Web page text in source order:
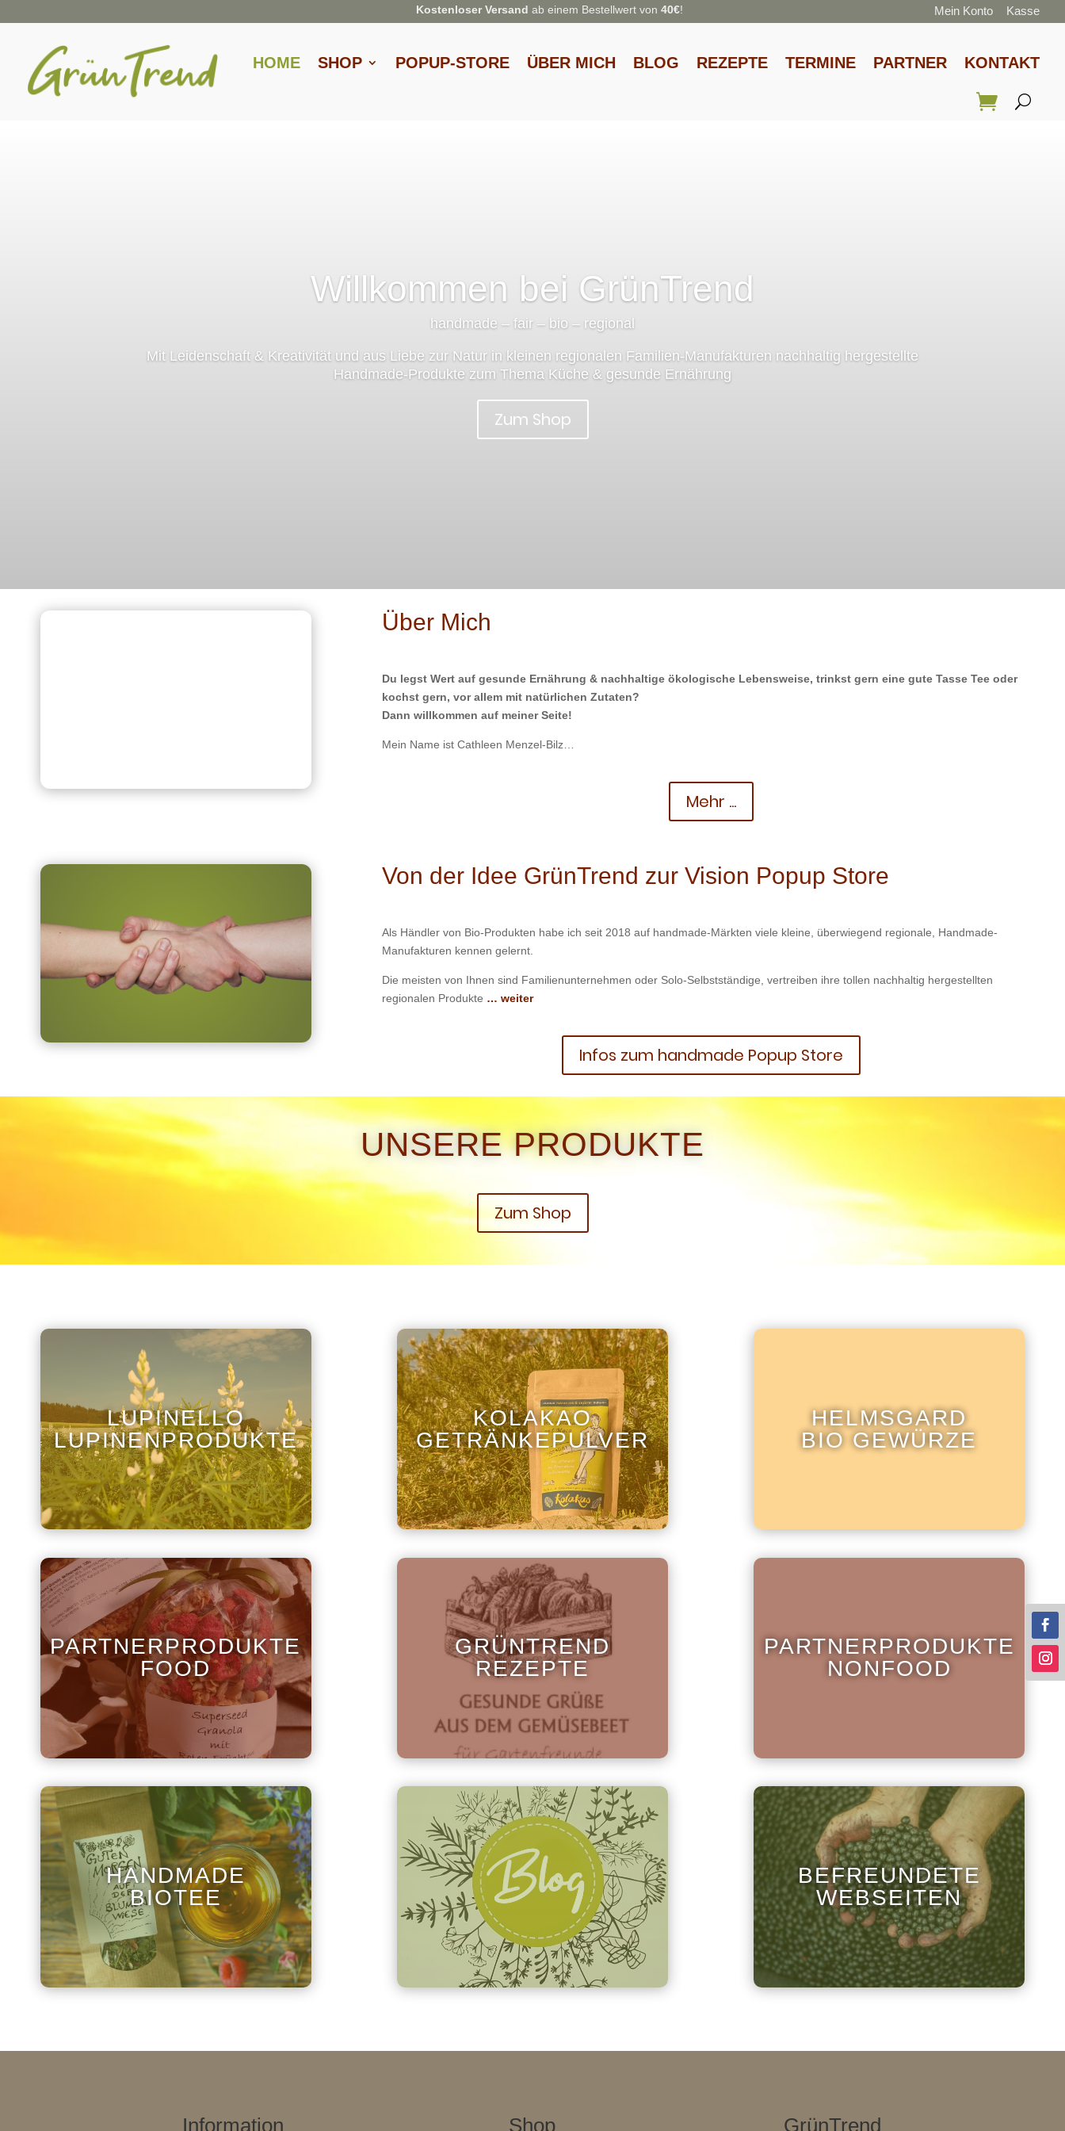
Kostenloser Versand ab einem Bestellwert von 40€! Mein Konto Kasse
HOME SHOP POPUP-STORE ÜBER MICH BLOG REZEPTE TERMINE PARTNER KONTAKT
Willkommen bei GrünTrend
handmade – fair – bio – regional
Mit Leidenschaft & Kreativität und aus Liebe zur Natur in kleinen regionalen Familien-Manufakturen nachhaltig hergestellte
Handmade-Produkte zum Thema Küche & gesunde Ernährung
Zum Shop
Über Mich
Du legst Wert auf gesunde Ernährung & nachhaltige ökologische Lebensweise, trinkst gern eine gute Tasse Tee oder
kochst gern, vor allem mit natürlichen Zutaten?
Dann willkommen auf meiner Seite!
Mein Name ist Cathleen Menzel-Bilz…
Mehr ...
Von der Idee GrünTrend zur Vision Popup Store
Als Händler von Bio-Produkten habe ich seit 2018 auf handmade-Märkten viele kleine, überwiegend regionale, Handmade-
Manufakturen kennen gelernt.
Die meisten von Ihnen sind Familienunternehmen oder Solo-Selbstständige, vertreiben ihre tollen nachhaltig hergestellten
regionalen Produkte … weiter
Infos zum handmade Popup Store
UNSERE PRODUKTE
Zum Shop
LUPINELLO
LUPINENPRODUKTE
PARTNERPRODUKTE
FOOD
HANDMADE
BIOTEE
KOLAKAO
GETRÄNKEPULVER
GRÜNTREND
REZEPTE
.
.
HELMSGARD
BIO GEWÜRZE
PARTNERPRODUKTE
NONFOOD
BEFREUNDETE
WEBSEITEN
Information Shop GrünTrend